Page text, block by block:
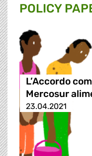
POLICY
L’Accordo
Mercosur
23.04.2021